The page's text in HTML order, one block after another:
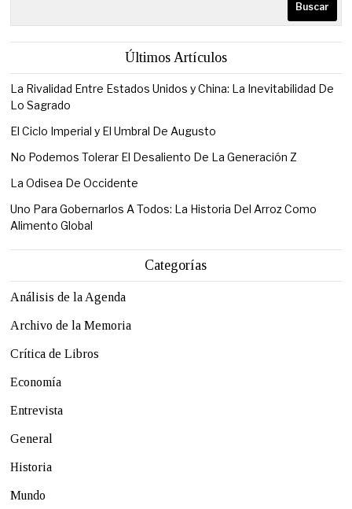
Buscar
Últimos Artículos
La Rivalidad Entre Estados Unidos y China: La Inevitabilidad De
Lo Sagrado
El Ciclo Imperial y El Umbral De Augusto
No Podemos Tolerar El Desaliento De La Generación Z
La Odisea De Occidente
Uno Para Gobernarlos A Todos: La Historia Del Arroz Como
Alimento Global
Categorías
Análisis de la Agenda
Archivo de la Memoria
Crítica de Libros
Economía
Entrevista
General
Historia
Mundo